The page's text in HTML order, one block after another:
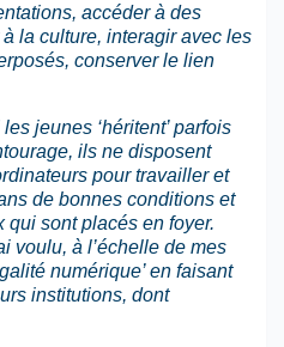
accéder à des
la culture, interagir avec les
conserver le lien
jeunes ‘héritent’ parfois
ils ne disposent
pour travailler et
de bonnes conditions et
qui sont placés en foyer.
voulu, à l’échelle de mes
numérique’ en faisant
institutions, dont